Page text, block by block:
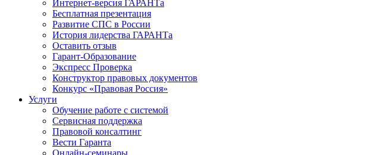
Интернет-версия ГАРАНТа
Бесплатная презентация
Развитие СПС в России
История лидерства ГАРАНТа
Оставить отзыв
Гарант-Образование
Экспресс Проверка
Конструктор правовых документов
Конкурс «Правовая Россия»
Услуги
Обучение работе с системой
Сервисная поддержка
Правовой консалтинг
Вести Гаранта
Онлайн-семинары